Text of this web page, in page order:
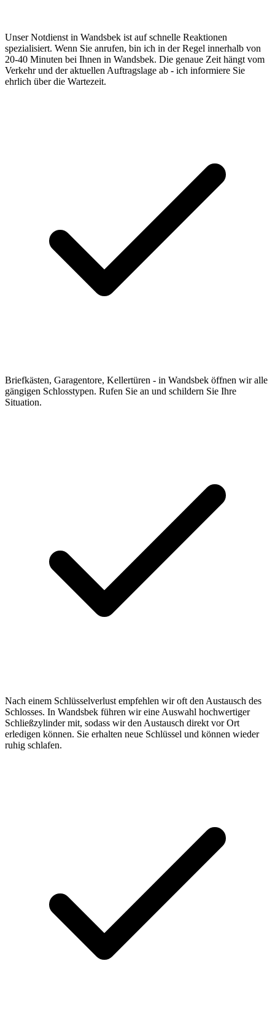
Unser Notdienst in Wandsbek ist auf schnelle Reaktionen
spezialisiert. Wenn Sie anrufen, bin ich in der Regel innerhalb von
20-40 Minuten bei Ihnen in Wandsbek. Die genaue Zeit hängt vom
Verkehr und der aktuellen Auftragslage ab - ich informiere Sie
ehrlich über die Wartezeit.
Briefkästen, Garagentore, Kellertüren - in Wandsbek öffnen wir alle
gängigen Schlosstypen. Rufen Sie an und schildern Sie Ihre
Situation.
Nach einem Schlüsselverlust empfehlen wir oft den Austausch des
Schlosses. In Wandsbek führen wir eine Auswahl hochwertiger
Schließzylinder mit, sodass wir den Austausch direkt vor Ort
erledigen können. Sie erhalten neue Schlüssel und können wieder
ruhig schlafen.